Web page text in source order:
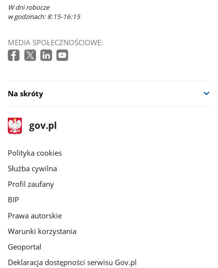
oknie
W dni robocze
w godzinach: 8:15-16:15
MEDIA SPOŁECZNOŚCIOWE:
Na skróty
stopka
gov.pl
Strona
gov.pl
gov.pl
Polityka cookies
Służba cywilna
Profil zaufany
BIP
Prawa autorskie
Warunki korzystania
Geoportal
Deklaracja dostępności serwisu Gov.pl